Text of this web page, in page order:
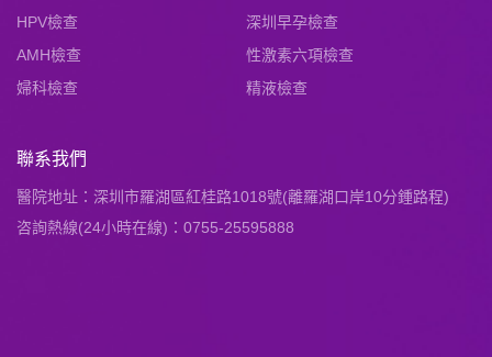
HPV檢查
深圳早孕檢查
AMH檢查
性激素六項檢查
婦科檢查
精液檢查
聯系我們
醫院地址：深圳市羅湖區紅桂路1018號(離羅湖口岸10分鍾路程)
咨詢熱線(24小時在線)：0755-25595888